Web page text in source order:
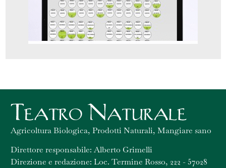
Agricoltura Biologica, Prodotti Naturali, Mangiare sano
Direttore responsabile: Alberto Grimelli
Direzione e redazione: Loc. Termine Rosso, 222 - 57028